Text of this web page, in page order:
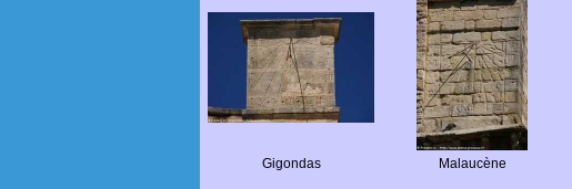
Gigondas Malaucène